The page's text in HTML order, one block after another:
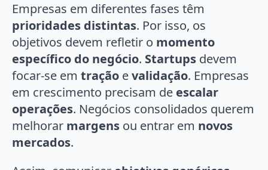
Empresas em diferentes fases têm
prioridades distintas. Por isso, os
objetivos devem refletir o momento
específico do negócio. Startups devem
focar-se em tração evalidação. Empresas
em crescimento precisam de escalar
operações. Negócios consolidados querem
melhorar margens ou entrar em novos
mercados.